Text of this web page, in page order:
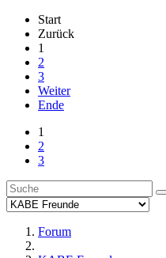
Start
Zurück
1
2
3
Weiter
Ende
1
2
3
Forum